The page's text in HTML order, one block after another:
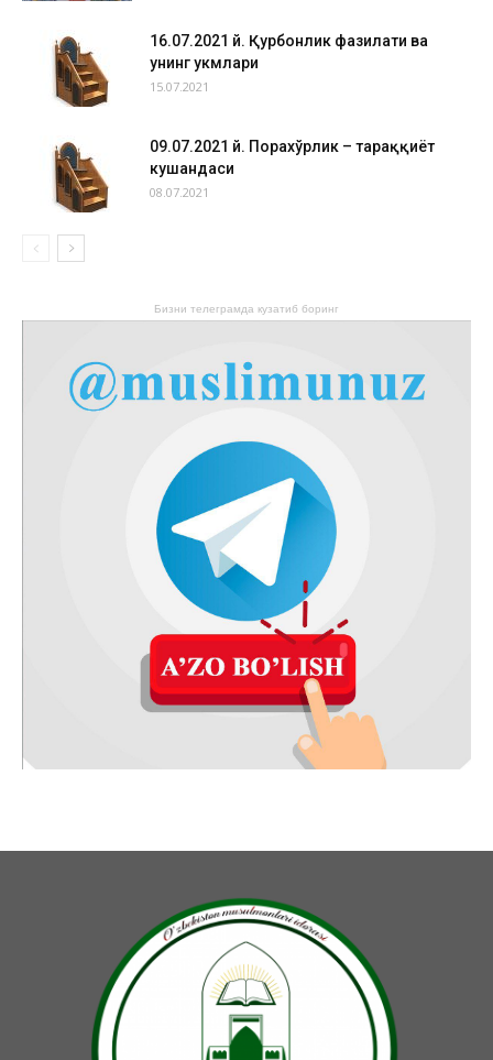
16.07.2021 й. Қурбонлик фазилати ва
унинг ҳукмлари
15.07.2021
09.07.2021 й. Порахўрлик – тараққиёт
кушандаси
08.07.2021
Бизни телеграмда кузатиб боринг